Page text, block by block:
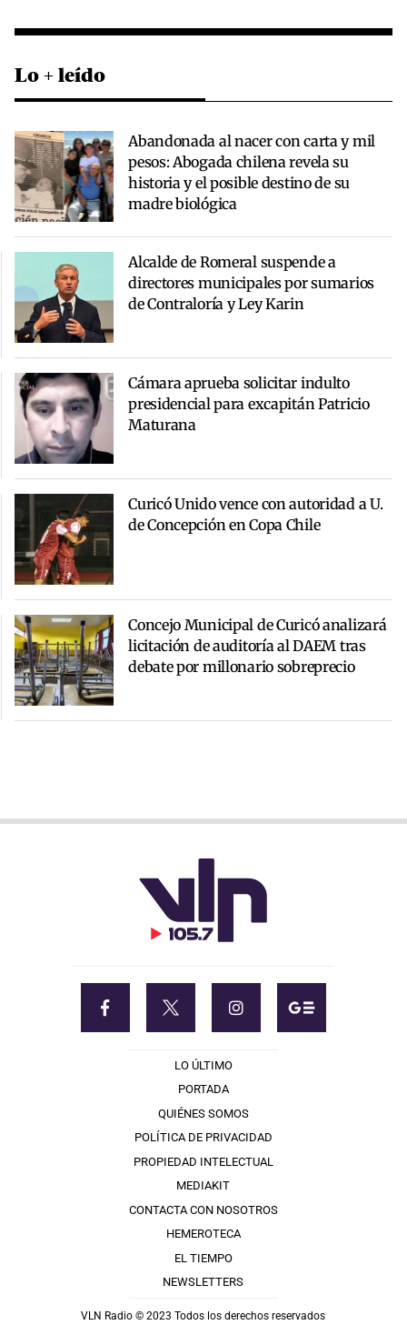
Lo + leído
Abandonada al nacer con carta y mil
pesos: Abogada chilena revela su
historia y el posible destino de su
madre biológica
Alcalde de Romeral suspende a
directores municipales por sumarios
de Contraloría y Ley Karin
Cámara aprueba solicitar indulto
presidencial para excapitán Patricio
Maturana
Curicó Unido vence con autoridad a U.
de Concepción en Copa Chile
Concejo Municipal de Curicó analizará
licitación de auditoría al DAEM tras
debate por millonario sobreprecio
LO ÚLTIMO
PORTADA
QUIÉNES SOMOS
POLÍTICA DE PRIVACIDAD
PROPIEDAD INTELECTUAL
MEDIAKIT
CONTACTA CON NOSOTROS
HEMEROTECA
EL TIEMPO
NEWSLETTERS
VLN Radio © 2023 Todos los derechos reservados